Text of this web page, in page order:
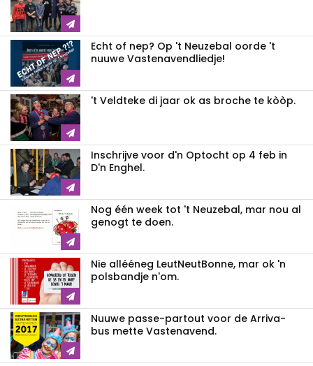
Echt of nep? Op 't Neuzebal oorde 't
nuuwe Vastenavendliedje!
't Veldteke di jaar ok as broche te kòòp.
Inschrijve voor d'n Optocht op 4 feb in
D'n Enghel.
Nog één week tot 't Neuzebal, mar nou al
genogt te doen.
Nie allééneg LeutNeutBonne, mar ok 'n
polsbandje n'om.
Nuuwe passe-partout voor de Arriva-
bus mette Vastenavend.